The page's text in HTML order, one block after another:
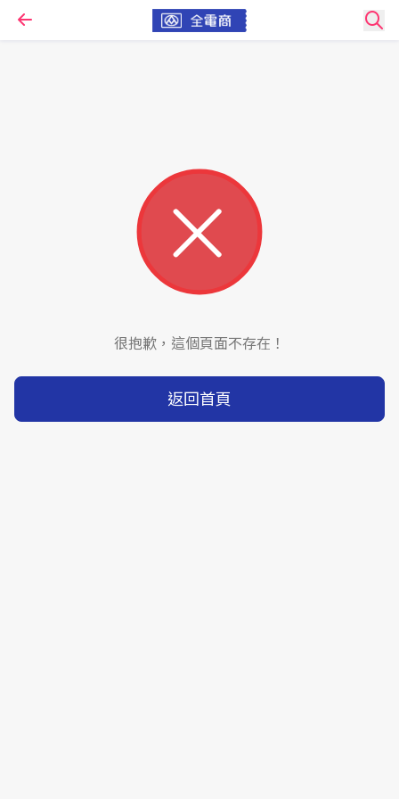
很抱歉，這個頁面不存在！
返回首頁